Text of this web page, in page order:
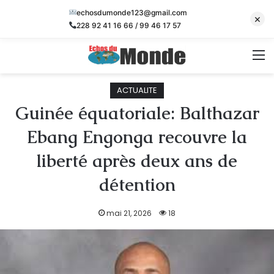
ACTUALITE
Guinée équatoriale: Balthazar
Ebang Engonga recouvre la
liberté après deux ans de
détention
mai 21, 2026 18
echosdumonde123@gmail.com
228 92 41 16 66 / 99 46 17 57
×